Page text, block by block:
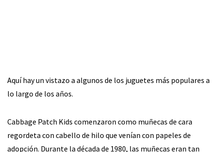
Aquí hay un vistazo a algunos de los juguetes más populares a
lo largo de los años.
Cabbage Patch Kids comenzaron como muñecas de cara
regordeta con cabello de hilo que venían con papeles de
adopción. Durante la década de 1980, las muñecas eran tan